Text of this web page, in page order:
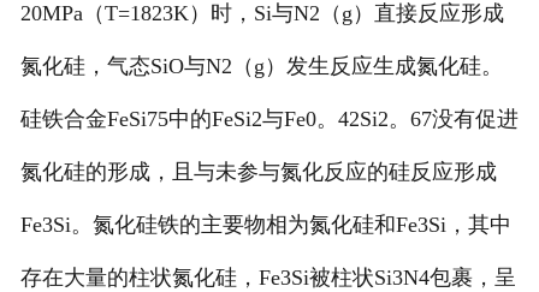
20MPa（T=1823K）时，Si与N2（g）直接反应形成
氮化硅，气态SiO与N2（g）发生反应生成氮化硅。
硅铁合金FeSi75中的FeSi2与Fe0。42Si2。67没有促进
氮化硅的形成，且与未参与氮化反应的硅反应形成
Fe3Si。氮化硅铁的主要物相为氮化硅和Fe3Si，其中
存在大量的柱状氮化硅，Fe3Si被柱状Si3N4包裹，呈